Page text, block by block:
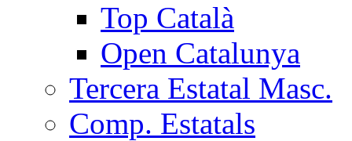
Top Català
Open Catalunya
Tercera Estatal Masc.
Comp. Estatals